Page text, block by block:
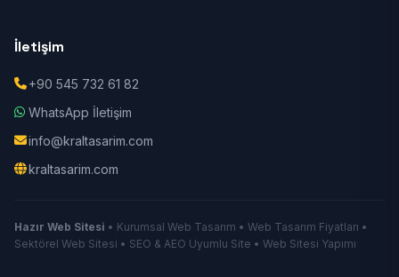
İletişim
+90 545 732 61 82
WhatsApp İletişim
info@kraltasarim.com
kraltasarim.com
Hazır Web Sitesi • Kurumsal Web Tasarım • Web Tasarım Fiyatları •
Sektörel Web Sitesi • SEO & AEO Uyumlu Site • Web Sitesi Yapımı